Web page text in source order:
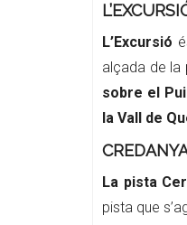
L’Excursió
alçada de la
sobre el
la Vall de
La pista
pista que